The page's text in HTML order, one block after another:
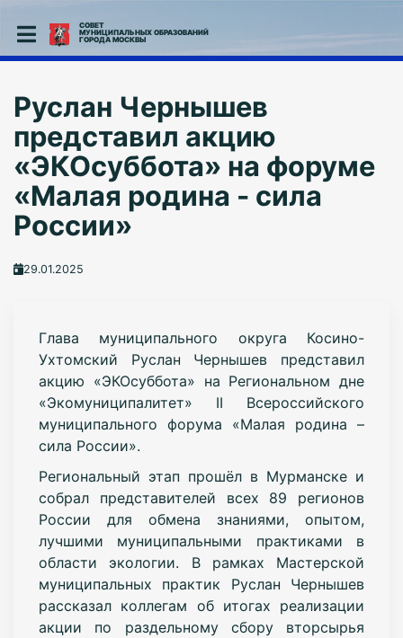
СОВЕТ
МУНИЦИПАЛЬНЫХ ОБРАЗОВАНИЙ
ГОРОДА МОСКВЫ
Руслан Чернышев
представил акцию
«ЭКОсуббота» на форуме
«Малая родина - сила
России»
29.01.2025
Глава муниципального округа Косино-
Ухтомский Руслан Чернышев представил
акцию «ЭКОсуббота» на Региональном дне
«Экомуниципалитет» II Всероссийского
муниципального форума «Малая родина –
сила России».
Региональный этап прошёл в Мурманске и
собрал представителей всех 89 регионов
России для обмена знаниями, опытом,
лучшими муниципальными практиками в
области экологии. В рамках Мастерской
муниципальных практик Руслан Чернышев
рассказал коллегам об итогах реализации
акции по раздельному сбору вторсырья